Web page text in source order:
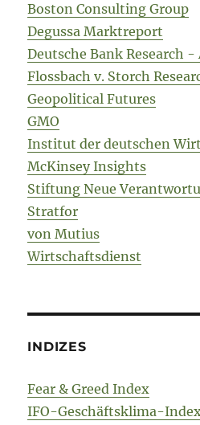
Boston Consulting Group
Degussa Marktreport
Deutsche Bank Research -
Flossbach v. Storch
Geopolitical Futures
GMO
Institut der deutschen
McKinsey Insights
Stiftung Neue
Stratfor
von Mutius
Wirtschaftsdienst
INDIZES
Fear & Greed Index
IFO-Geschäftsklima-